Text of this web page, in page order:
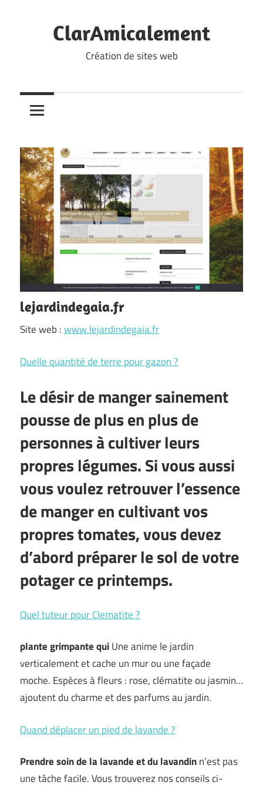
ClarAmicalement
Création de sites web
lejardindegaia.fr
Site web :www.lejardindegaia.fr
Quelle quantité de terre pour gazon ?
Le désir de manger sainement
pousse de plus en plus de
personnes à cultiver leurs
propres légumes. Si vous aussi
vous voulez retrouver l’essence
de manger en cultivant vos
propres tomates, vous devez
d’abord préparer le sol de votre
potager ce printemps.
Quel tuteur pour Clematite ?
plante grimpante quiUne anime le jardin
verticalement et cache un mur ou une façade
moche. Espèces à fleurs : rose, clématite ou jasmin…
ajoutent du charme et des parfums au jardin.
Quand déplacer un pied de lavande ?
Prendre soin de la lavande et du lavandinn’est pas
une tâche facile. Vous trouverez nos conseils ci-